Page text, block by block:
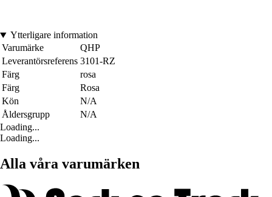
Ytterligare information
Varumärke
QHP
Leverantörsreferens 3101-RZ
Färg
rosa
Färg
Rosa
Kön
N/A
Åldersgrupp
N/A
Loading...
Loading...
Alla våra varumärken